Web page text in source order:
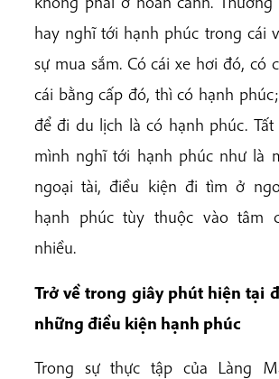
hay nghĩ tới hạnh phúc trong cái
sự mua sắm. Có cái xe hơi đó, có
cái bằng cấp đó, thì có hạnh
để đi du lịch là có hạnh phúc. Tất
mình nghĩ tới hạnh phúc như là
ngoại tài, điều kiện đi tìm ở
hạnh phúc tùy thuộc vào tâm
nhiều.
Trở về trong giây phút hiện tại
những điều kiện hạnh phúc
Trong sự thực tập của Làng